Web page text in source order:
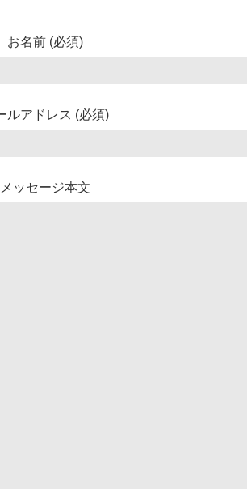
お名前 (必須)
ルアドレス (必須)
メッセージ本文